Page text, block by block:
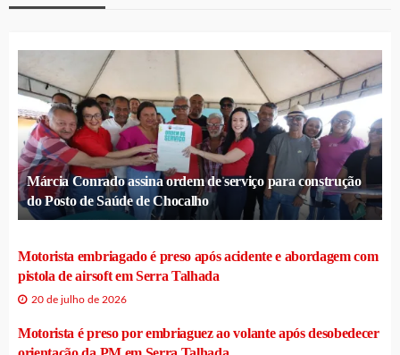
Márcia Conrado assina ordem de serviço para construção
do Posto de Saúde de Chocalho
Motorista embriagado é preso após acidente e abordagem com
pistola de airsoft em Serra Talhada
20 de julho de 2026
Motorista é preso por embriaguez ao volante após desobedecer